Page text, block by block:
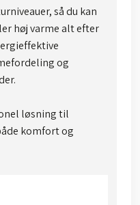
så du kan
høj varme alt efter
og
løsning til
komfort og